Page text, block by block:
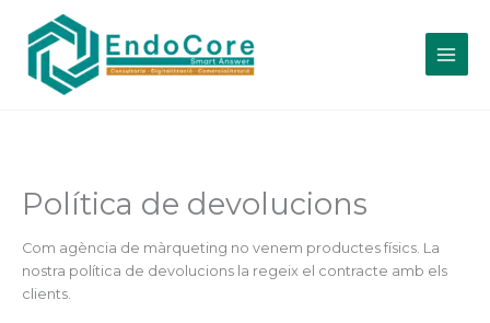
contingut
Política de devolucions
Com agència de màrqueting no venem productes físics. La
nostra política de devolucions la regeix el contracte amb els
clients.